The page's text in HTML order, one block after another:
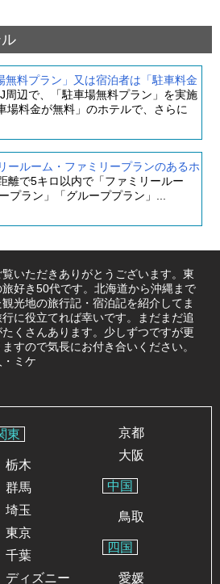
無料プラン」又は宿泊者は「駐車料金
周辺で、「駐車場無料プラン」を実施
場料金が無料」のホテルで、さらに
ールーム・ファミリープランのあるホ
離で5キロ以内で「ファミリールー
プラン」「グループプラン」...
いただきありがとうございます。東
好き50代です。北海道から沖縄まで
光地の旅行記・宿泊記を紹介してま
に役立てれば幸いです。まだまだ追
くさんあります。少しずつですが更
すので気長にお付き合いください。
ミケ
東
栃木
群馬
埼玉
東京
千葉
ディズニー
京都
大阪
中国
鳥取
四国
愛媛